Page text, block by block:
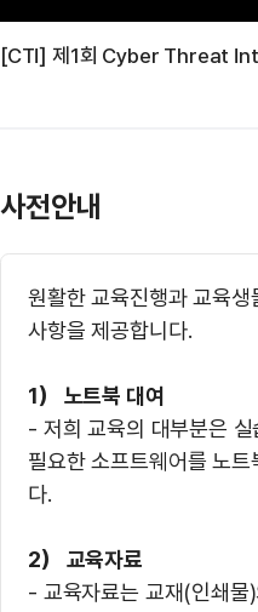
[CTI] 제1회 Cyber Threat
사전안내
원활한 교육진행과 교육
사항을 제공합니다.
1） 노트북 대여
- 저희 교육의 대부분은
필요한 소프트웨어를 노
다.
2） 교육자료
- 교육자료는 교재(인쇄물